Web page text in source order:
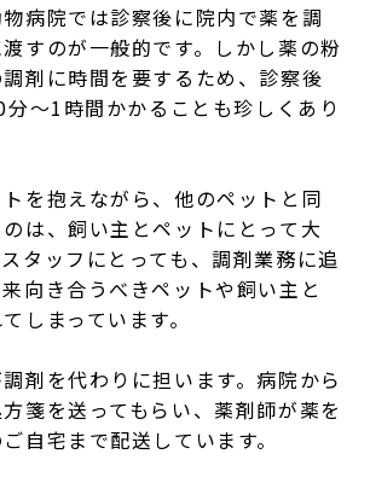
病院では診察後に院内で薬を調
すのが一般的です。しかし薬の粉
剤に時間を要するため、診察後
〜1時間かかることも珍しくあり
を抱えながら、他のペットと同
は、飼い主とペットにとって大
タッフにとっても、調剤業務に追
向き合うべきペットや飼い主と
しまっています。
剤を代わりに担います。病院から
箋を送ってもらい、薬剤師が薬を
自宅まで配送しています。